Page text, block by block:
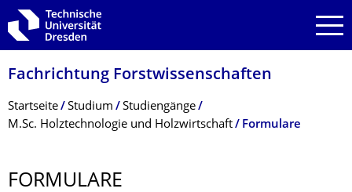
Zur Hauptnavigation springen
Zur Suche springen
Zum Inhalt springen
Fachrichtung Forstwissenschaf­ten
Breadcrumb-Menü
Startseite Studium
Studiengänge
M.Sc. Holztechnologie und Holzwirtschaft
Formulare
FORMULARE